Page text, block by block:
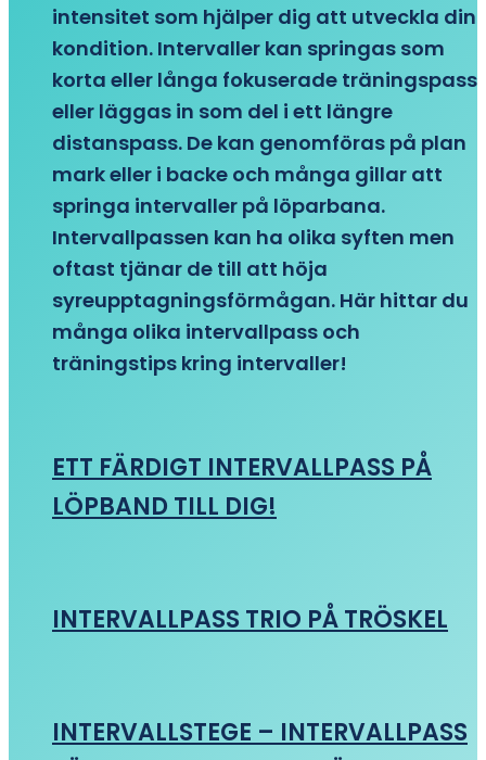
intensitet som hjälper dig att utveckla din
kondition. Intervaller kan springas som
korta eller långa fokuserade träningspass
eller läggas in som del i ett längre
distanspass. De kan genomföras på plan
mark eller i backe och många gillar att
springa intervaller på löparbana.
Intervallpassen kan ha olika syften men
oftast tjänar de till att höja
syreupptagningsförmågan. Här hittar du
många olika intervallpass och
träningstips kring intervaller!
ETT FÄRDIGT INTERVALLPASS PÅ
LÖPBAND TILL DIG!
INTERVALLPASS TRIO PÅ TRÖSKEL
INTERVALLSTEGE – INTERVALLPASS